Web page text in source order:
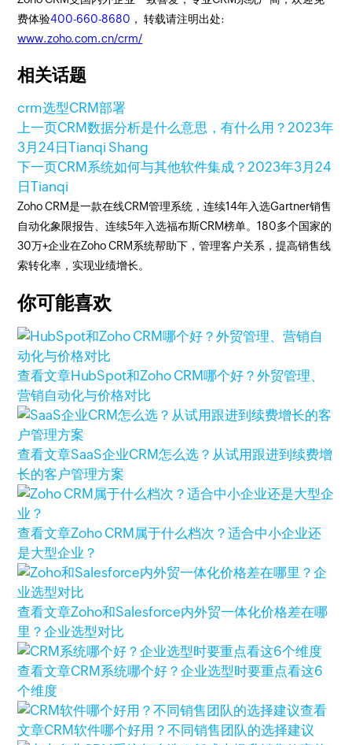
费体验400-660-8680 ， 转载请注明出处:
www.zoho.com.cn/crm/
相关话题
crm选型CRM部署
上一页CRM数据分析是什么意思，有什么用？2023年
3月24日Tianqi Shang
下一页CRM系统如何与其他软件集成？2023年3月24
日Tianqi
Zoho CRM是一款在线CRM管理系统，连续14年入选Gartner销售
自动化象限报告、连续5年入选福布斯CRM榜单。180多个国家的
30万+企业在Zoho CRM系统帮助下，管理客户关系，提高销售线
索转化率，实现业绩增长。
你可能喜欢
查看文章HubSpot和Zoho CRM哪个好？外贸管理、
营销自动化与价格对比
查看文章SaaS企业CRM怎么选？从试用跟进到续费增
长的客户管理方案
查看文章Zoho CRM属于什么档次？适合中小企业还
是大型企业？
查看文章Zoho和Salesforce内外贸一体化价格差在哪
里？企业选型对比
查看文章CRM系统哪个好？企业选型时要重点看这6
个维度
查看
文章CRM软件哪个好用？不同销售团队的选择建议